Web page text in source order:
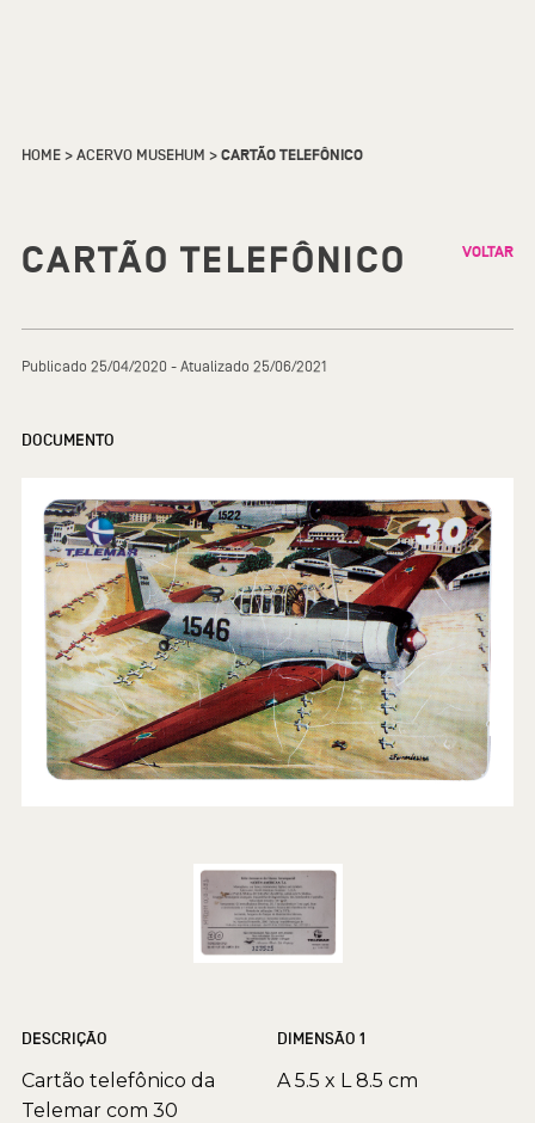
HOME>ACERVO MUSEHUM >CARTÃO TELEFÔNICO
CARTÃO TELEFÔNICO VOLTAR
Publicado 25/04/2020 - Atualizado 25/06/2021
DOCUMENTO
DESCRIÇÃO
Cartão telefônico da
Telemar com 30
DIMENSÃO 1
A 5.5 x L 8.5 cm